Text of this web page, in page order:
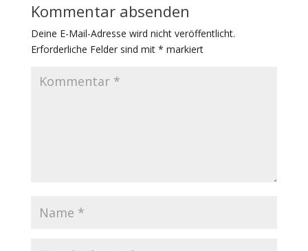
Kommentar absenden
Deine E-Mail-Adresse wird nicht veröffentlicht.
Erforderliche Felder sind mit * markiert